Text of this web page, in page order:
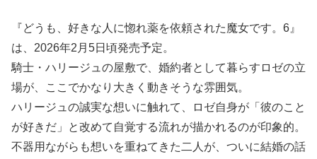
『どうも、好きな人に惚れ薬を依頼された魔女です。6』
は、2026年2月5日頃発売予定。
騎士・ハリージュの屋敷で、婚約者として暮らすロゼの立
場が、ここでかなり大きく動きそうな雰囲気。
ハリージュの誠実な想いに触れて、ロゼ自身が「彼のこと
が好きだ」と改めて自覚する流れが描かれるのが印象的。
不器用ながらも想いを重ねてきた二人が、ついに結婚の話